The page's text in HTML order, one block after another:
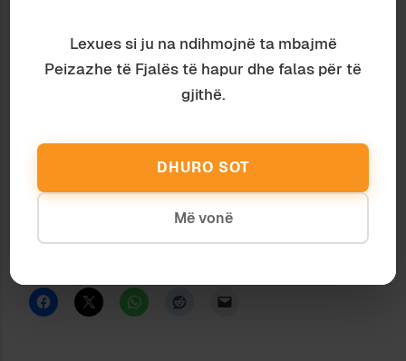
Për fat të keq, Çomora nuk mundi – për arsye
mirëfilli politike – të përmendte se një këngë të
“Iliadës” së Homerit (të pestën) e pat përkthyer,
lloj koercioni nuk e la të përmendte përkthyes të
tjerë të hershëm të këngëve të poemës, si
Frano AllkajdheNikollë Dakaj.
© 2022 Peizazhe të fjalës™. Të gjitha të drejtat
të rezervuara.
Lexues si ju na ndihmojnë ta mbajmë
Peizazhe të Fjalës të hapur dhe falas për të
gjithë.
DHURO SOT
Më vonë